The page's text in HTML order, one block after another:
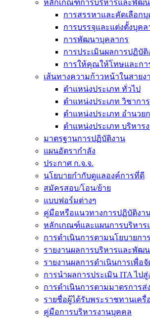
หลักเกณฑ์การบริหารและพัฒ
การสรรหาและคัดเลือก
การบรรจุและแต่งตั้งบุคล
การพัฒนาบุคลากร
การประเมินผลการปฏิบั
การให้คุณให้โทษและกา
เส้นทางความก้าวหน้าในสายง
ตำแหน่งประเภท ทั่วไป
ตำแหน่งประเภท วิชาการ
ตำแหน่งประเภท อำนวย
ตำแหน่งประเภท บริหาร
มาตรฐานการปฏิบัติงาน
แผนอัตรากำลัง
ประกาศ ก.จ.จ.
นโยบายกำกับดูแลองค์การที่ดี
สมัครสอบ/โอน/ย้าย
แบบฟอร์มต่างๆ
คู่มือหรือแนวทางการปฏิบัติงา
หลักเกณฑ์และแผนการบริหา
การดำเนินการตามนโยบายก
รายงานผลการบริหารและพัฒ
รายงานผลการดำเนินการเพื่อ
การนำผลการประเมิน ITA ไป
การดำเนินการตามมาตรการ
รายชื่อผู้ได้รับพระราชทานเค
คู่มือการบริหารงานบุคคล